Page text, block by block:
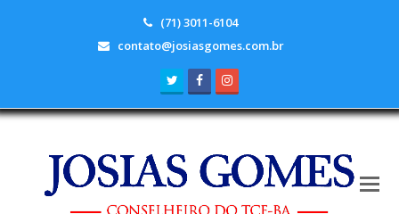
(71) 3011-6104
contato@josiasgomes.com.br
TwitterFacebook